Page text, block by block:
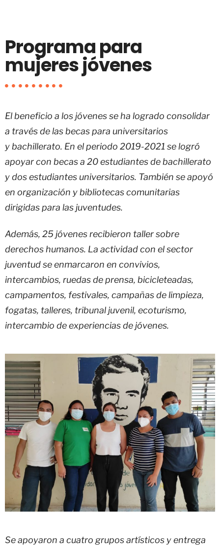
Programa para
mujeres jóvenes
El beneficio a los jóvenes se ha logrado consolidar
a través de las becas para universitarios
y bachillerato. En el periodo 2019-2021 se logró
apoyar con becas a 20 estudiantes de bachillerato
y dos estudiantes universitarios. También se apoyó
en organización y bibliotecas comunitarias
dirigidas para las juventudes.
Además, 25 jóvenes recibieron taller sobre
derechos humanos. La actividad con el sector
juventud se enmarcaron en convivios,
intercambios, ruedas de prensa, bicicleteadas,
campamentos, festivales, campañas de limpieza,
fogatas, talleres, tribunal juvenil, ecoturismo,
intercambio de experiencias de jóvenes.
Se apoyaron a cuatro grupos artísticos y entrega